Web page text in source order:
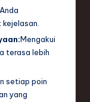
Mengakui
terasa lebih
setiap poin
yang